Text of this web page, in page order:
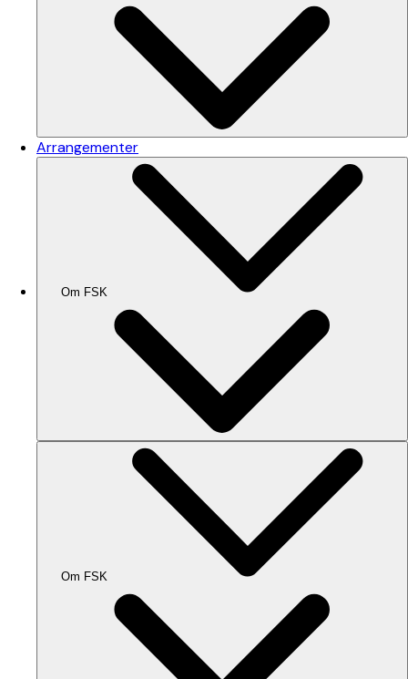
Arrangementer
Om FSK
Om FSK